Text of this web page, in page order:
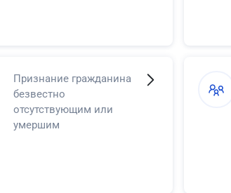
Признание гражданина
безвестно
отсутствующим или
умершим